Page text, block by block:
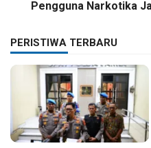
Pengguna Narkotika
PERISTIWA TERBARU